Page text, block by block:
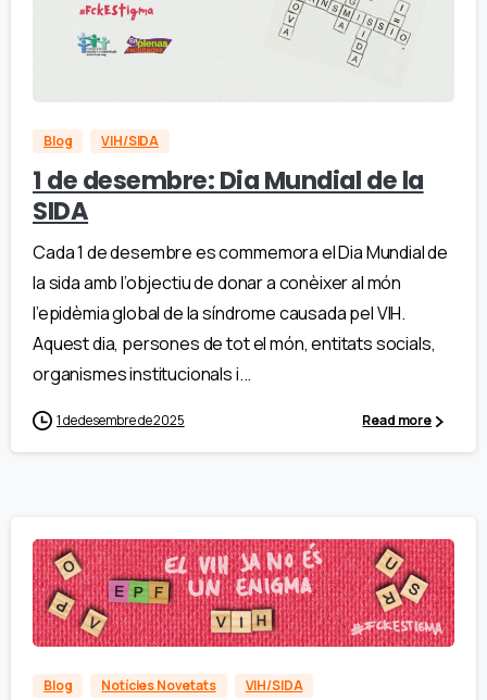
Blog VIH/SIDA
1 de desembre: Dia Mundial de la
SIDA
Cada 1 de desembre es commemora el Dia Mundial de
la sida amb l’objectiu de donar a conèixer al món
l’epidèmia global de la síndrome causada pel VIH.
Aquest dia, persones de tot el món, entitats socials,
organismes institucionals i...
1 de desembre de 2025 Read more
Blog Notícies Novetats VIH/SIDA